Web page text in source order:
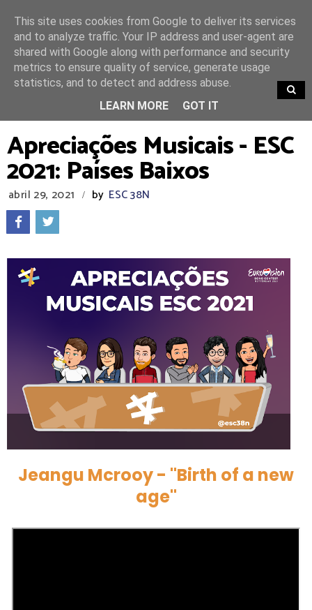
TRENDING
Apreciações Musicais - ESC
2021: Países Baixos
abril 29, 2021 / by ESC 38N
Jeangu Mcrooy - "Birth of a new
age"
This site uses cookies from Google to deliver its services
and to analyze traffic. Your IP address and user-agent are
shared with Google along with performance and security
metrics to ensure quality of service, generate usage
statistics, and to detect and address abuse.
LEARN MORE
GOT IT